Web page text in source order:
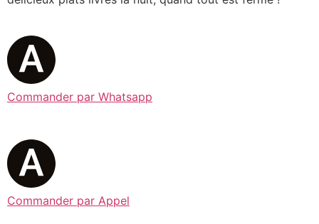
Commander par Whatsapp
Commander par Appel